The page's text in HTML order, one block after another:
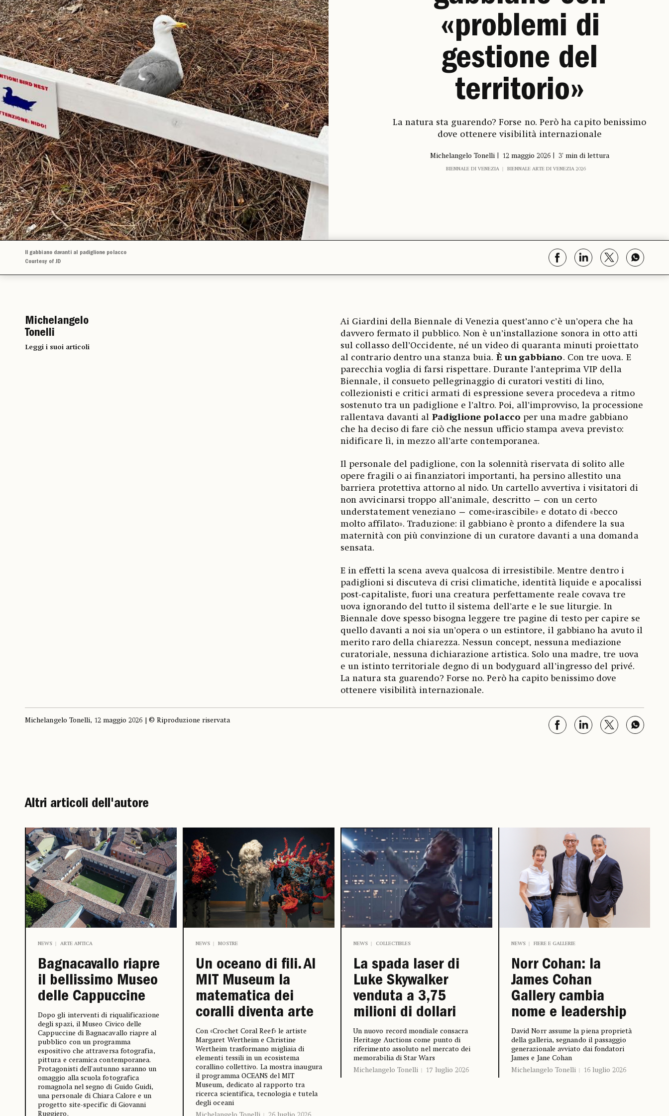
«problemi di
gestione del
territorio»
La natura sta guarendo? Forse no. Però ha capito benissimo
dove ottenere visibilità internazionale
Michelangelo Tonelli 12 maggio 2026 3' min di lettura
BIENNALE DI VENEZIA BIENNALE ARTE DI VENEZIA 2026
Il gabbiano davanti al padiglione polacco
Courtesy of JD
Michelangelo
Tonelli
Leggi i suoi articoli
Ai Giardini della Biennale di Venezia quest’anno c’è un’opera che ha
davvero fermato il pubblico. Non è un’installazione sonora in otto atti
sul collasso dell’Occidente, né un video di quaranta minuti proiettato
al contrario dentro una stanza buia. È un gabbiano. Con tre uova. E
parecchia voglia di farsi rispettare. Durante l’anteprima VIP della
Biennale, il consueto pellegrinaggio di curatori vestiti di lino,
collezionisti e critici armati di espressione severa procedeva a ritmo
sostenuto tra un padiglione e l’altro. Poi, all’improvviso, la processione
rallentava davanti al Padiglione polacco per una madre gabbiano
che ha deciso di fare ciò che nessun ufficio stampa aveva previsto:
nidificare lì, in mezzo all’arte contemporanea.
Il personale del padiglione, con la solennità riservata di solito alle
opere fragili o ai finanziatori importanti, ha persino allestito una
barriera protettiva attorno al nido. Un cartello avvertiva i visitatori di
non avvicinarsi troppo all’animale, descritto — con un certo
understatement veneziano — come«irascibile» e dotato di «becco
molto affilato». Traduzione: il gabbiano è pronto a difendere la sua
maternità con più convinzione di un curatore davanti a una domanda
sensata.
E in effetti la scena aveva qualcosa di irresistibile. Mentre dentro i
padiglioni si discuteva di crisi climatiche, identità liquide e apocalissi
post-capitaliste, fuori una creatura perfettamente reale covava tre
uova ignorando del tutto il sistema dell’arte e le sue liturgie. In
Biennale dove spesso bisogna leggere tre pagine di testo per capire se
quello davanti a noi sia un’opera o un estintore, il gabbiano ha avuto il
merito raro della chiarezza. Nessun concept, nessuna mediazione
curatoriale, nessuna dichiarazione artistica. Solo una madre, tre uova
e un istinto territoriale degno di un bodyguard all’ingresso del privé.
La natura sta guarendo? Forse no. Però ha capito benissimo dove
ottenere visibilità internazionale.
Michelangelo Tonelli, 12 maggio 2026 | © Riproduzione riservata
Altri articoli dell'autore
NEWS ARTE ANTICA
Bagnacavallo riapre
il bellissimo Museo
delle Cappuccine
Dopo gli interventi di riqualificazione
degli spazi, il Museo Civico delle
Cappuccine di Bagnacavallo riapre al
pubblico con un programma
espositivo che attraversa fotografia,
pittura e ceramica contemporanea.
Protagonisti dell'autunno saranno un
omaggio alla scuola fotografica
romagnola nel segno di Guido Guidi,
una personale di Chiara Calore e un
progetto site-specific di Giovanni
Ruggiero.
NEWS MOSTRE
Un oceano di fili. Al
MIT Museum la
matematica dei
coralli diventa arte
Con «Crochet Coral Reef» le artiste
Margaret Wertheim e Christine
Wertheim trasformano migliaia di
elementi tessili in un ecosistema
corallino collettivo. La mostra inaugura
il programma OCEANS del MIT
Museum, dedicato al rapporto tra
ricerca scientifica, tecnologia e tutela
degli oceani
NEWS COLLECTIBLES
La spada laser di
Luke Skywalker
venduta a 3,75
milioni di dollari
Un nuovo record mondiale consacra
Heritage Auctions come punto di
riferimento assoluto nel mercato dei
memorabilia di Star Wars
Michelangelo Tonelli
17 luglio 2026
NEWS FIERE E GALLERIE
Norr Cohan: la
James Cohan
Gallery cambia
nome e leadership
David Norr assume la piena proprietà
della galleria, segnando il passaggio
generazionale avviato dai fondatori
James e Jane Cohan
Michelangelo Tonelli
16 luglio 2026